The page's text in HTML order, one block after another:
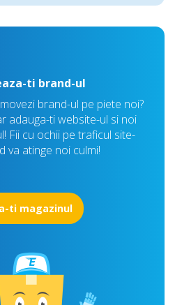
ti brand-ul
brand-ul pe piete noi?
adauga-ti website-ul si noi
Fii cu ochii pe traficul site-
va atinge noi culmi!
ti magazinul